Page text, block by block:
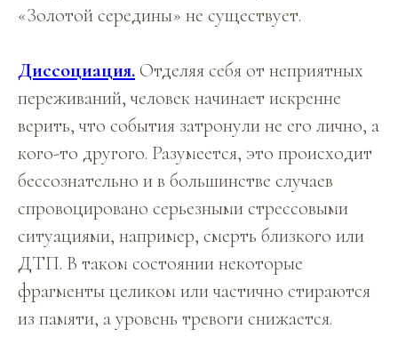
«Золотой середины» не существует.
Диссоциация.Отделяя себя от неприятных
переживаний, человек начинает искренне
верить, что события затронули не его лично, а
кого-то другого. Разумеется, это происходит
бессознательно и в большинстве случаев
спровоцировано серьезными стрессовыми
ситуациями, например, смерть близкого или
ДТП. В таком состоянии некоторые
фрагменты целиком или частично стираются
из памяти, а уровень тревоги снижается.